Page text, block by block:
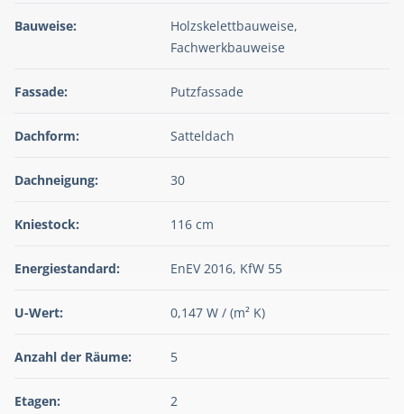
Bauweise:
Holzskelettbauweise,
Fachwerkbauweise
Fassade: Putzfassade
Dachform: Satteldach
Dachneigung: 30
Kniestock: 116 cm
Energiestandard: EnEV 2016, KfW 55
U-Wert: 0,147 W / (m² K)
Anzahl der Räume: 5
Etagen: 2